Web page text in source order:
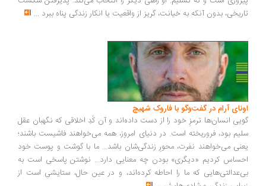
بدون آنکه به خیانت، گریز از واقعیت یا انکار زندگی پناه ببرد...
آرام در گفت‌وگو با فاروک شهیچ‭
انسان‌ها ترمزِ خود را از دست داده‌اند و آن کُدِ اخلاقی که نگهبان عقل
بود، فروریخته است. در دنیای امروز، همه می‌خواهند فاشیست باشند؛
می‌خواهند نفرت، محورِ زندگی‌شان باشد... ما با گوشت و پوست خود
کردیم «دیگری» بودن چه معنایی دارد... نوشتن پاسخی است به
که ما را احاطه کرده‌اند، و در عین حال، ستایشی است از